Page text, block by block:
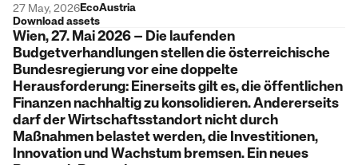
27 May, 2026EcoAustria
Download assets
Wien, 27. Mai 2026 – Die laufenden
Budgetverhandlungen stellen die österreichische
Bundesregierung vor eine doppelte
Herausforderung: Einerseits gilt es, die öffentlichen
Finanzen nachhaltig zu konsolidieren. Andererseits
darf der Wirtschaftsstandort nicht durch
Maßnahmen belastet werden, die Investitionen,
Innovation und Wachstum bremsen. Ein neues